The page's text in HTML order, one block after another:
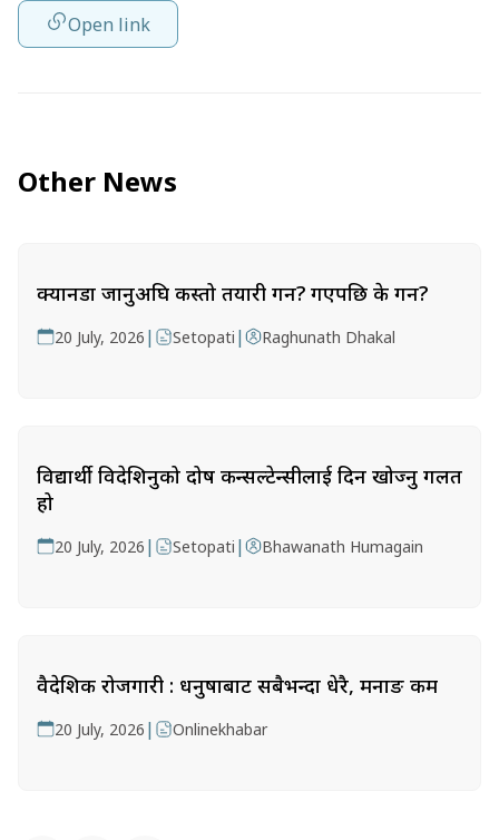
Open link
Other News
क्यानडा जानुअघि कस्तो तयारी गर्ने? गएपछि के गर्ने?
20 July, 2026 | Setopati | Raghunath Dhakal
विद्यार्थी विदेशिनुको दोष कन्सल्टेन्सीलाई दिन खोज्नु गलत
हो
20 July, 2026 | Setopati | Bhawanath Humagain
वैदेशिक रोजगारी : धनुषाबाट सबैभन्दा धेरै, मनाङ कम
20 July, 2026 | Onlinekhabar